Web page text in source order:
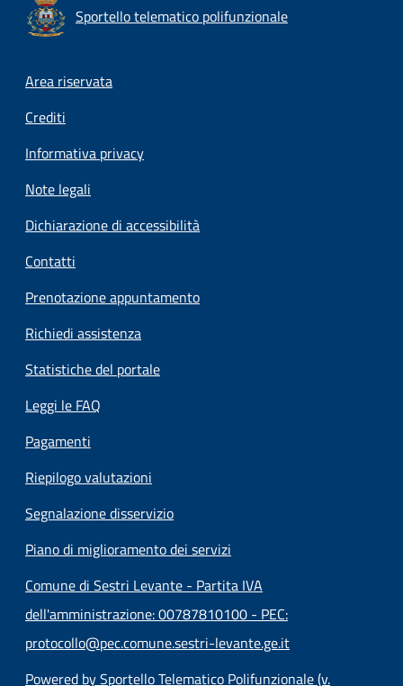
Sportello telematico polifunzionale
Footer menu
Area riservata
Crediti
Informativa privacy
Note legali
Dichiarazione di accessibilità
Contatti
Prenotazione appuntamento
Richiedi assistenza
Statistiche del portale
Leggi le FAQ
Pagamenti
Riepilogo valutazioni
Segnalazione disservizio
Piano di miglioramento dei servizi
Comune di Sestri Levante - Partita IVA
dell'amministrazione: 00787810100 - PEC:
protocollo@pec.comune.sestri-levante.ge.it
Powered by Sportello Telematico Polifunzionale (v.